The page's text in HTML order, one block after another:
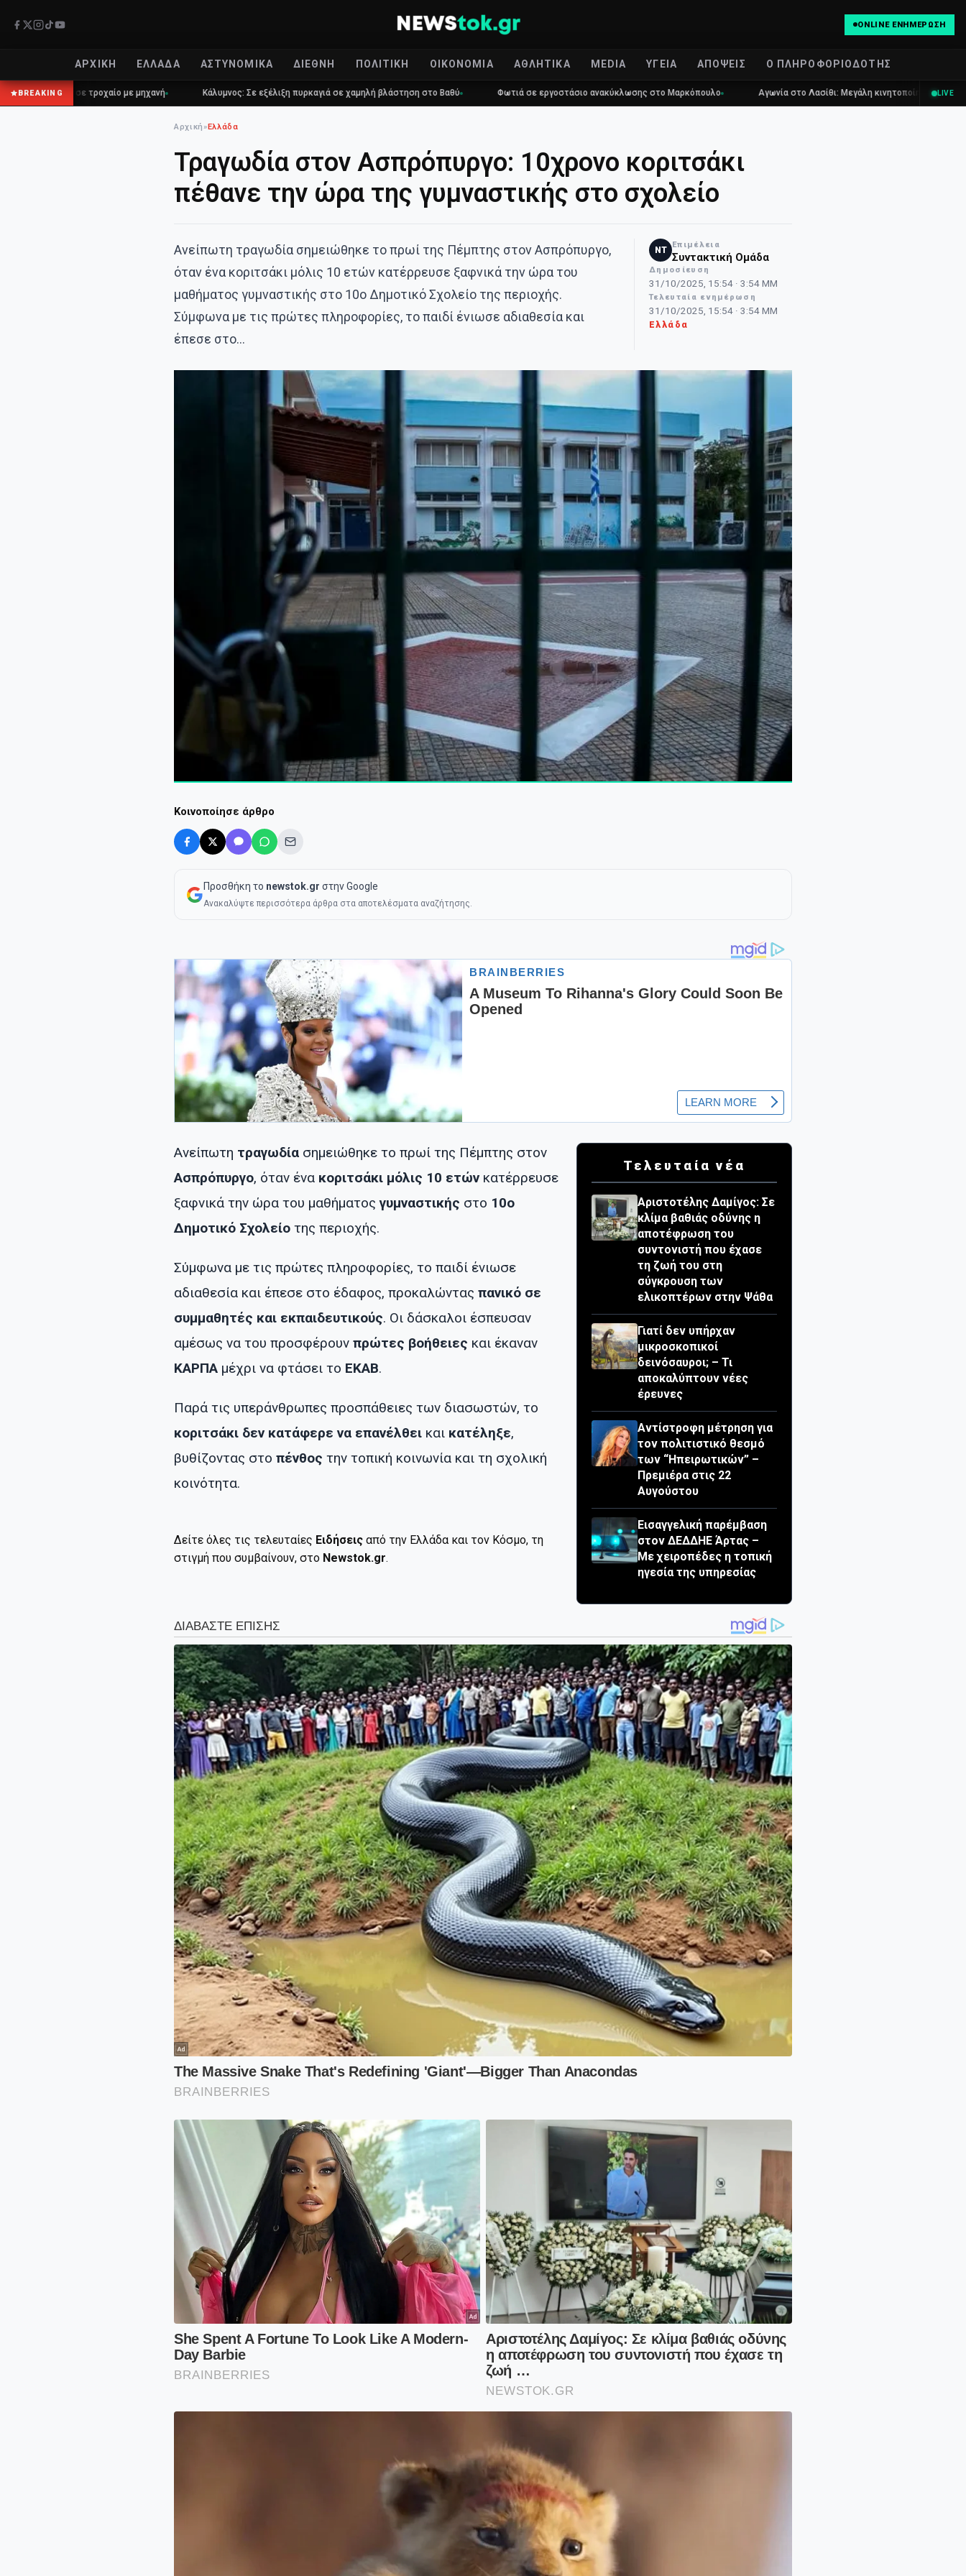
ONLINE ΕΝΗΜΈΡΩΣΗ
ΑΡΧΙΚΉ ΕΛΛΆΔΑ ΑΣΤΥΝΟΜΙΚΆ ΔΙΕΘΝΉ ΠΟΛΙΤΙΚΉ ΟΙΚΟΝΟΜΊΑ ΑΘΛΗΤΙΚΆ MEDIA ΥΓΕΊΑ ΑΠΌΨΕΙΣ Ο ΠΛΗΡΟΦΟΡΙΟΔΌΤΗΣ
BREAKING
σε τροχαίο με μηχανή Κάλυμνος: Σε εξέλιξη πυρκαγιά σε χαμηλή βλάστηση στο Βαθύ Φωτιά σε εργοστάσιο ανακύκλωσης στο Μαρκόπουλο Αγωνία στο Λασίθι: Μεγάλη κινητοποίηση για τη φωτιά στη
LIVE
Αρχική »Ελλάδα
Τραγωδία στον Ασπρόπυργο: 10χρονο κοριτσάκι
πέθανε την ώρα της γυμναστικής στο σχολείο
Ανείπωτη τραγωδία σημειώθηκε το πρωί της Πέμπτης στον Ασπρόπυργο,
όταν ένα κοριτσάκι μόλις 10 ετών κατέρρευσε ξαφνικά την ώρα του
μαθήματος γυμναστικής στο 10ο Δημοτικό Σχολείο της περιοχής.
Σύμφωνα με τις πρώτες πληροφορίες, το παιδί ένιωσε αδιαθεσία και
έπεσε στο…
NT Επιμέλεια
Συντακτική Ομάδα
Δημοσίευση
31/10/2025, 15:54 · 3:54 ΜΜ
Τελευταία ενημέρωση
31/10/2025, 15:54 · 3:54 ΜΜ
Ελλάδα
Κοινοποίησε άρθρο
Προσθήκη το newstok.gr στην Google
Ανακαλύψτε περισσότερα άρθρα στα αποτελέσματα αναζήτησης.
Τελευταία νέα
Αριστοτέλης Δαμίγος: Σε
κλίμα βαθιάς οδύνης η
αποτέφρωση του
συντονιστή που έχασε
τη ζωή του στη
σύγκρουση των
ελικοπτέρων στην Ψάθα
Γιατί δεν υπήρχαν
μικροσκοπικοί
δεινόσαυροι; – Τι
αποκαλύπτουν νέες
έρευνες
Αντίστροφη μέτρηση για
τον πολιτιστικό θεσμό
των “Ηπειρωτικών” –
Πρεμιέρα στις 22
Αυγούστου
Εισαγγελική παρέμβαση
στον ΔΕΔΔΗΕ Άρτας –
Με χειροπέδες η τοπική
ηγεσία της υπηρεσίας
Ανείπωτη τραγωδία σημειώθηκε το πρωί της Πέμπτης στον
Ασπρόπυργο, όταν ένα κοριτσάκι μόλις 10 ετών κατέρρευσε
ξαφνικά την ώρα του μαθήματοςγυμναστικής στο 10ο
Δημοτικό Σχολείο της περιοχής.
Σύμφωνα με τις πρώτες πληροφορίες, το παιδί ένιωσε
αδιαθεσία και έπεσε στο έδαφος, προκαλώντας πανικό σε
συμμαθητές και εκπαιδευτικούς. Οι δάσκαλοι έσπευσαν
αμέσως να του προσφέρουν πρώτες βοήθειες και έκαναν
ΚΑΡΠΑ μέχρι να φτάσει το ΕΚΑΒ.
Παρά τις υπεράνθρωπες προσπάθειες των διασωστών, το
κοριτσάκι δεν κατάφερε να επανέλθει και κατέληξε,
βυθίζοντας στο πένθος την τοπική κοινωνία και τη σχολική
κοινότητα.
Δείτε όλες τις τελευταίες Ειδήσεις από την Ελλάδα και τον Κόσμο, τη
στιγμή που συμβαίνουν, στο Newstok.gr.